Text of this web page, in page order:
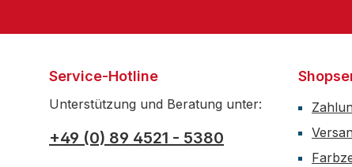
Service-Hotline
Unterstützung und Beratung unter:
+49 (0) 89 4521 - 5380